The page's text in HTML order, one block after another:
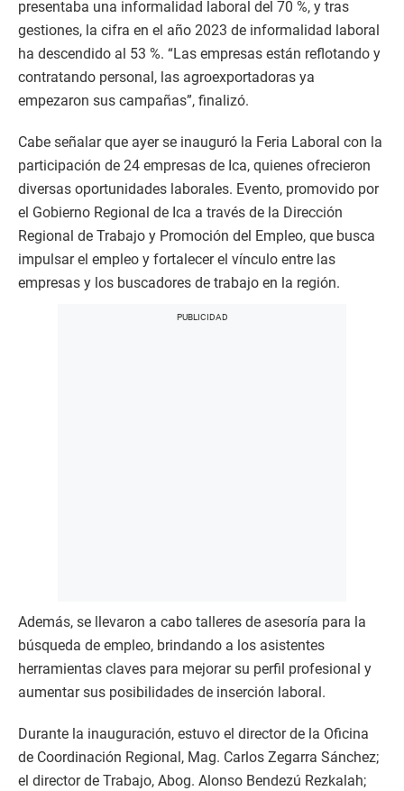
presentaba una informalidad laboral del 70 %, y tras
gestiones, la cifra en el año 2023 de informalidad laboral
ha descendido al 53 %. “Las empresas están reflotando y
contratando personal, las agroexportadoras ya
empezaron sus campañas”, finalizó.
Cabe señalar que ayer se inauguró la Feria Laboral con la
participación de 24 empresas de Ica, quienes ofrecieron
diversas oportunidades laborales. Evento, promovido por
el Gobierno Regional de Ica a través de la Dirección
Regional de Trabajo y Promoción del Empleo, que busca
impulsar el empleo y fortalecer el vínculo entre las
empresas y los buscadores de trabajo en la región.
Además, se llevaron a cabo talleres de asesoría para la
búsqueda de empleo, brindando a los asistentes
herramientas claves para mejorar su perfil profesional y
aumentar sus posibilidades de inserción laboral.
Durante la inauguración, estuvo el director de la Oficina
de Coordinación Regional, Mag. Carlos Zegarra Sánchez;
el director de Trabajo, Abog. Alonso Bendezú Rezkalah;